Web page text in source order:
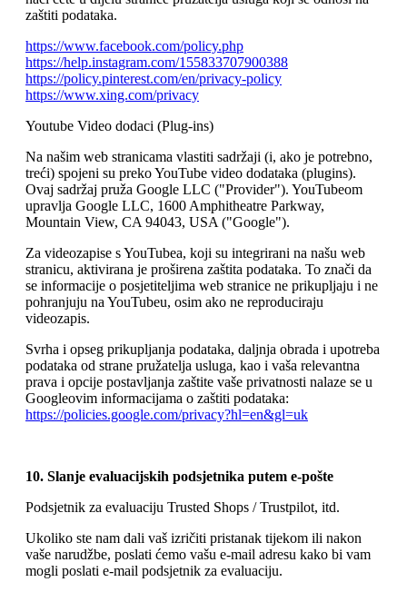
zaštiti podataka.
https://www.facebook.com/policy.php
https://help.instagram.com/155833707900388
https://policy.pinterest.com/en/privacy-policy
https://www.xing.com/privacy
Youtube Video dodaci (Plug-ins)
Na našim web stranicama vlastiti sadržaji (i, ako je potrebno,
treći) spojeni su preko YouTube video dodataka (plugins).
Ovaj sadržaj pruža Google LLC ("Provider"). YouTubeom
upravlja Google LLC, 1600 Amphitheatre Parkway,
Mountain View, CA 94043, USA ("Google").
Za videozapise s YouTubea, koji su integrirani na našu web
stranicu, aktivirana je proširena zaštita podataka. To znači da
se informacije o posjetiteljima web stranice ne prikupljaju i ne
pohranjuju na YouTubeu, osim ako ne reproduciraju
videozapis.
Svrha i opseg prikupljanja podataka, daljnja obrada i upotreba
podataka od strane pružatelja usluga, kao i vaša relevantna
prava i opcije postavljanja zaštite vaše privatnosti nalaze se u
Googleovim informacijama o zaštiti podataka:
https://policies.google.com/privacy?hl=en&gl=uk
10. Slanje evaluacijskih podsjetnika putem e-pošte
Podsjetnik za evaluaciju Trusted Shops / Trustpilot, itd.
Ukoliko ste nam dali vaš izričiti pristanak tijekom ili nakon
vaše narudžbe, poslati ćemo vašu e-mail adresu kako bi vam
mogli poslati e-mail podsjetnik za evaluaciju.